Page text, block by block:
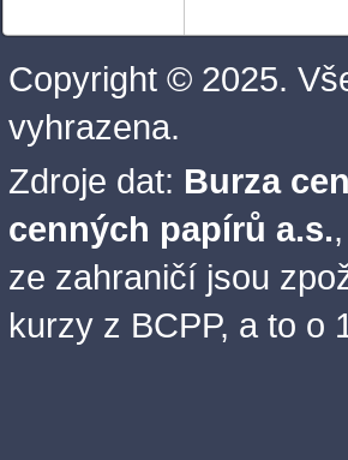
Copyright © 2025.
vyhrazena.
Zdroje dat: Burza
cenných papírů a.s.,
ze zahraničí jsou
kurzy z BCPP, a to o